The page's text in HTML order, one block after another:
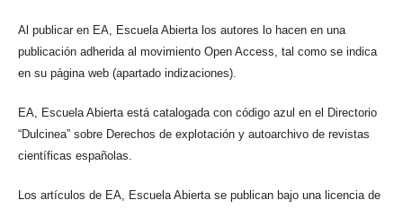
Al publicar en EA, Escuela Abierta los autores lo hacen en una
publicación adherida al movimiento Open Access, tal como se indica
en su página web (apartado indizaciones).
EA, Escuela Abierta está catalogada con código azul en el Directorio
“Dulcinea” sobre Derechos de explotación y autoarchivo de revistas
científicas españolas.
Los artículos de EA, Escuela Abierta se publican bajo una licencia de